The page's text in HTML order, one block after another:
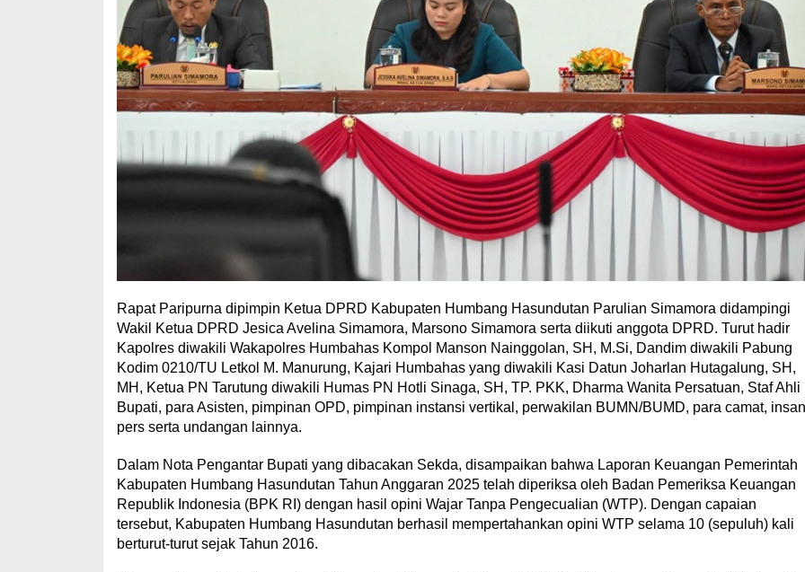
Rapat Paripurna dipimpin Ketua DPRD Kabupaten Humbang Hasundutan Parulian Simamora didampingi
Wakil Ketua DPRD Jesica Avelina Simamora, Marsono Simamora serta diikuti anggota DPRD. Turut hadir
Kapolres diwakili Wakapolres Humbahas Kompol Manson Nainggolan, SH, M.Si, Dandim diwakili Pabung
Kodim 0210/TU Letkol M. Manurung, Kajari Humbahas yang diwakili Kasi Datun Joharlan Hutagalung, SH,
MH, Ketua PN Tarutung diwakili Humas PN Hotli Sinaga, SH, TP. PKK, Dharma Wanita Persatuan, Staf Ahli
Bupati, para Asisten, pimpinan OPD, pimpinan instansi vertikal, perwakilan BUMN/BUMD, para camat, insan
pers serta undangan lainnya.
Dalam Nota Pengantar Bupati yang dibacakan Sekda, disampaikan bahwa Laporan Keuangan Pemerintah
Kabupaten Humbang Hasundutan Tahun Anggaran 2025 telah diperiksa oleh Badan Pemeriksa Keuangan
Republik Indonesia (BPK RI) dengan hasil opini Wajar Tanpa Pengecualian (WTP). Dengan capaian
tersebut, Kabupaten Humbang Hasundutan berhasil mempertahankan opini WTP selama 10 (sepuluh) kali
berturut-turut sejak Tahun 2016.